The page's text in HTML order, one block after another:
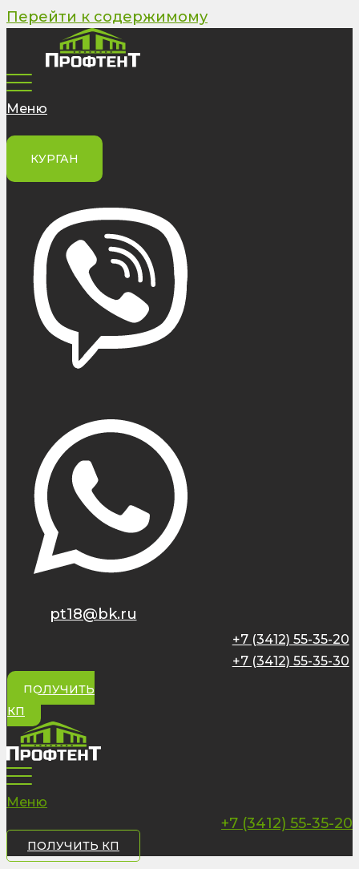
Перейти к содержимому
Меню
КУРГАН
pt18@bk.ru
+7 (3412) 55-35-20
+7 (3412) 55-35-30
ПОЛУЧИТЬ
КП
Меню
+7 (3412) 55-35-20
ПОЛУЧИТЬ КП